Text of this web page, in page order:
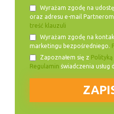
Wyrażam zgodę na
oraz adresu e-mail Partnerom
treść klauzuli
Wyrażam zgodę na
marketingu bezpośredniego.
Zapoznałem się z Polityką
Regulamin świadczenia